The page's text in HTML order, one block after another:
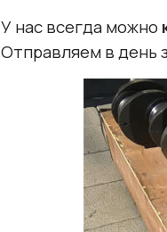
У нас всегда можно
Отправляем в день